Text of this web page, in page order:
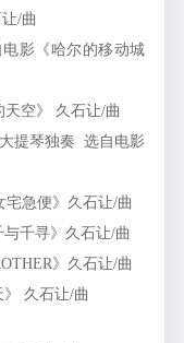
/曲
影《哈尔的移动城
空》 久石让/曲
提琴独奏 选自电影
急便》久石让/曲
与千寻》久石让/曲
》久石让/曲
久石让/曲